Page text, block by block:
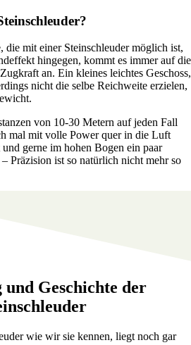
die mit einer Steinschleuder möglich ist,
hingegen, kommt es immer auf die
an. Ein kleines leichtes Geschoss,
nicht die selbe Reichweite erzielen,
von 10-30 Metern auf jeden Fall
mal mit volle Power quer in die Luft
gerne im hohen Bogen ein paar
Präzision ist so natürlich nicht mehr so
und Geschichte der
wie wir sie kennen, liegt noch gar